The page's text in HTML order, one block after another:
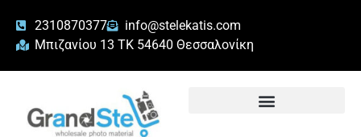
2310870377
info@stelekatis.com
Μπιζανίου 13 ΤΚ 54640 Θεσσαλονίκη